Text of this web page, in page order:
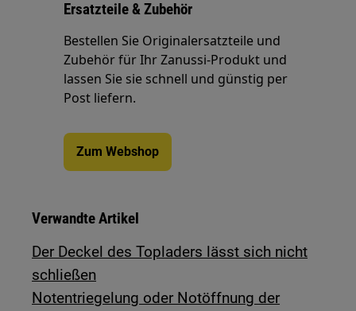
Ersatzteile & Zubehör
Bestellen Sie Originalersatzteile und
Zubehör für Ihr Zanussi-Produkt und
lassen Sie sie schnell und günstig per
Post liefern.
Zum Webshop
Verwandte Artikel
Der Deckel des Topladers lässt sich nicht
schließen
Notentriegelung oder Notöffnung der